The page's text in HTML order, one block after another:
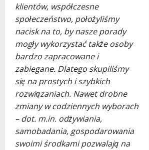
klientów, współczesne
społeczeństwo, położyliśmy
nacisk na to, by nasze porady
mogły wykorzystać także osoby
bardzo zapracowane i
zabiegane. Dlatego skupiliśmy
się na prostych i szybkich
rozwiązaniach. Nawet drobne
zmiany w codziennych wyborach
– dot. m.in. odżywiania,
samobadania, gospodarowania
swoimi środkami pozwalają na